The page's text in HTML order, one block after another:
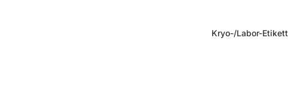
Kryo-/Labor-